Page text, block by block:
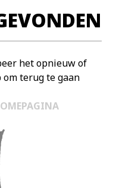
het opnieuw of
terug te gaan